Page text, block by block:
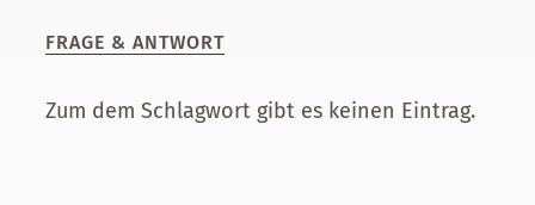
FRAGE & ANTWORT
Zum dem Schlagwort gibt es keinen Eintrag.